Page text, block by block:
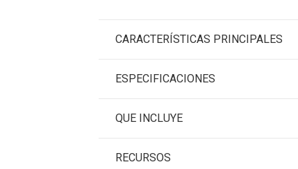
CARACTERÍSTICAS PRINCIPALES
ESPECIFICACIONES
QUE INCLUYE
RECURSOS